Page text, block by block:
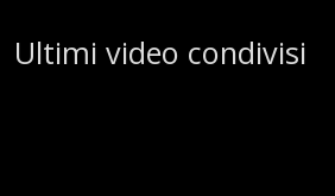
Ultimi video condivisi